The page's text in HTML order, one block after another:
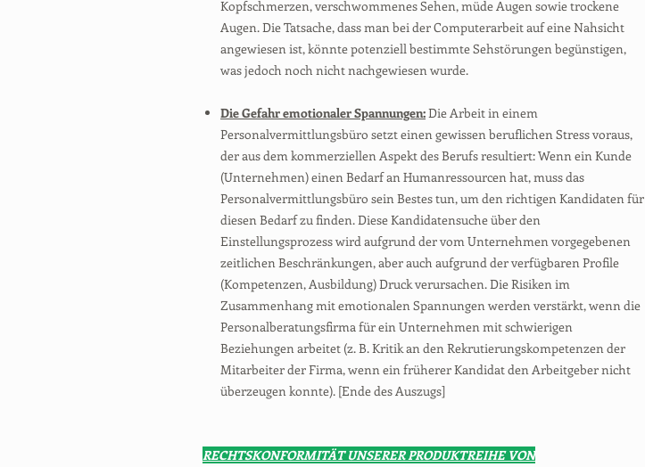
Kopfschmerzen, verschwommenes Sehen, müde Augen sowie trockene
Augen. Die Tatsache, dass man bei der Computerarbeit auf eine Nahsicht
angewiesen ist, könnte potenziell bestimmte Sehstörungen begünstigen,
was jedoch noch nicht nachgewiesen wurde.
Die Gefahr emotionaler Spannungen:Die Arbeit in einem
Personalvermittlungsbüro setzt einen gewissen beruflichen Stress voraus,
der aus dem kommerziellen Aspekt des Berufs resultiert: Wenn ein Kunde
(Unternehmen) einen Bedarf an Humanressourcen hat, muss das
Personalvermittlungsbüro sein Bestes tun, um den richtigen Kandidaten für
diesen Bedarf zu finden. Diese Kandidatensuche über den
Einstellungsprozess wird aufgrund der vom Unternehmen vorgegebenen
zeitlichen Beschränkungen, aber auch aufgrund der verfügbaren Profile
(Kompetenzen, Ausbildung) Druck verursachen. Die Risiken im
Zusammenhang mit emotionalen Spannungen werden verstärkt, wenn die
Personalberatungsfirma für ein Unternehmen mit schwierigen
Beziehungen arbeitet (z. B. Kritik an den Rekrutierungskompetenzen der
Mitarbeiter der Firma, wenn ein früherer Kandidat den Arbeitgeber nicht
überzeugen konnte). [Ende des Auszugs]
RECHTSKONFORMITÄT UNSERER PRODUKTREIHE VON